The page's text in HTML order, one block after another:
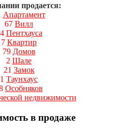
продается:
Апартамент
67 Вилл
Пентхауса
7 Квартир
79 Домов
2 Шале
21 Замок
1 Таунхаус
Особняков
недвижимости
в продаже